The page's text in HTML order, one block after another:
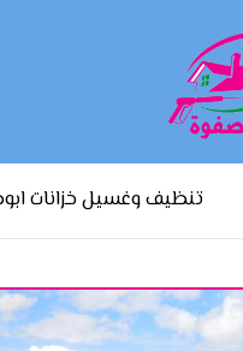
تنظيف وغسيل خزانات